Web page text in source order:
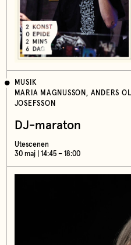
MUSIK
MARIA MAGNUSSON, ANDERS
JOSEFSSON
DJ-maraton
Utescenen
30 maj | 14:45 – 18:00